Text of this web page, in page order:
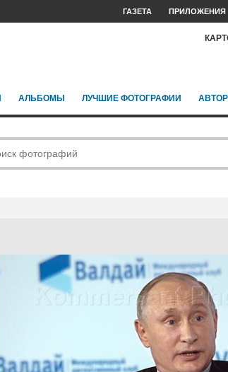
ГАЗЕТА ПРИЛОЖЕНИЯ
АЛЬБОМЫ ЛУЧШИЕ ФОТОГРАФИИ